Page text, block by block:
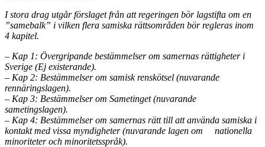
I stora drag utgår förslaget från att regeringen bör lagstifta om en
”samebalk” i vilken flera samiska rättsområden bör regleras inom
4 kapitel.
– Kap 1: Övergripande bestämmelser om samernas rättigheter i
Sverige (Ej existerande).
– Kap 2: Bestämmelser om samisk renskötsel (nuvarande
rennäringslagen).
– Kap 3: Bestämmelser om Sametinget (nuvarande
sametingslagen).
– Kap 4: Bestämmelser om samernas rätt till att använda samiska i
kontakt med vissa myndigheter (nuvarande lagen om nationella
minoriteter och minoritetsspråk).